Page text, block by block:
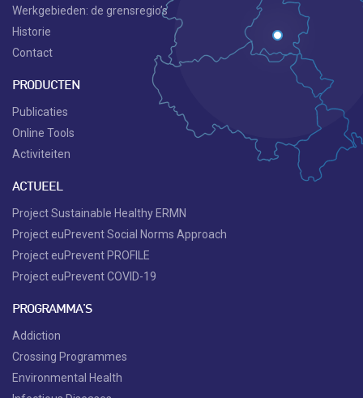
Werkgebieden: de grensregio’s
Historie
Contact
PRODUCTEN
Publicaties
Online Tools
Activiteiten
ACTUEEL
Project Sustainable Healthy ERMN
Project euPrevent Social Norms Approach
Project euPrevent PROFILE
Project euPrevent COVID-19
PROGRAMMA'S
Addiction
Crossing Programmes
Environmental Health